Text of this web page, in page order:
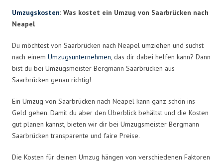
Umzugskosten: Was kostet ein Umzug von Saarbrücken nach
Neapel
Du möchtest von Saarbrücken nach Neapel umziehen und suchst
nach einem Umzugsunternehmen, das dir dabei helfen kann? Dann
bist du bei Umzugsmeister Bergmann Saarbrücken aus
Saarbrücken genau richtig!
Ein Umzug von Saarbrücken nach Neapel kann ganz schön ins
Geld gehen. Damit du aber den Überblick behältst und die Kosten
gut planen kannst, bieten wir dir bei Umzugsmeister Bergmann
Saarbrücken transparente und faire Preise.
Die Kosten für deinen Umzug hängen von verschiedenen Faktoren